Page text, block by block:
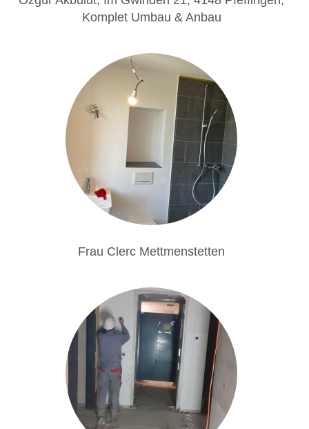
Komplet Umbau & Anbau
Frau Clerc Mettmenstetten